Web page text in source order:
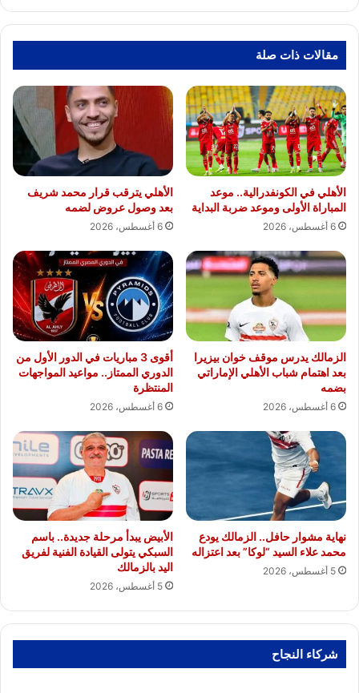
مقالات ذات صلة
الأهلي في الكونفدرالية.. موعد
المباراة الأولى وموعد ضربة البداية
6 أغسطس، 2026
الأهلي يترقب قرار محمد شريف
بعد وصول عروض لضمه
6 أغسطس، 2026
الزمالك يدرس موقف خوان بيزيرا
بعد اهتمام شباب الأهلي الإماراتي
بضمه
6 أغسطس، 2026
أقوى 3 مباريات في الدور الأول من
الدوري الممتاز.. مواعيد المواجهات
المنتظرة
6 أغسطس، 2026
نهاية مشوار حافل.. الزمالك يودع
محمد علاء السيد “لوكا” بعد اعتزاله
5 أغسطس، 2026
الأبيض يبدأ مرحلة جديدة.. باسم
السبكي يتولى القيادة الفنية لفريق
اليد بالزمالك
5 أغسطس، 2026
شركاء النجاح